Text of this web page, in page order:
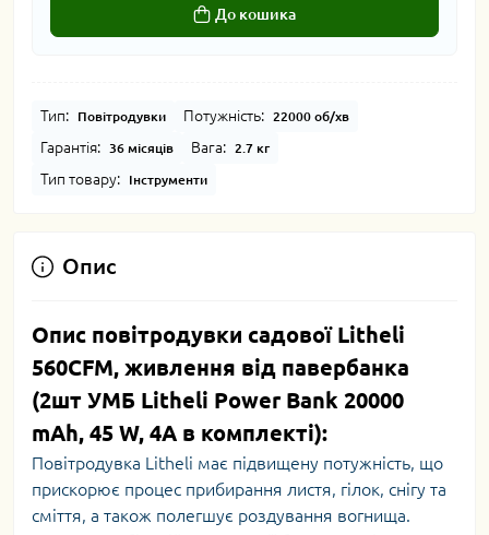
До кошика
Тип: Повітродувки Потужність: 22000 об/хв
Гарантія: 36 місяців Вага: 2.7 кг
Тип товару: Інструменти
Опис
Опис повітродувки садової Litheli
560CFM, живлення від павербанка
(2шт УМБ Litheli Power Bank 20000
mAh, 45 W, 4А в комплекті):
Повітродувка Litheli має підвищену потужність, що
прискорює процес прибирання листя, гілок, снігу та
сміття, а також полегшує роздування вогнища.